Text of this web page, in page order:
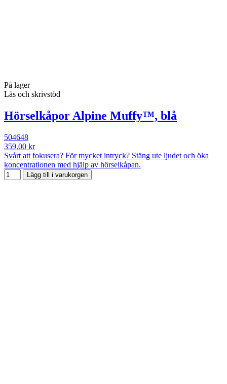
På lager
Läs och skrivstöd
Hörselkåpor Alpine Muffy™, blå
504648
359,00 kr
Svårt att fokusera? För mycket intryck? Stäng ute ljudet och öka
koncentrationen med hjälp av hörselkåpan.
Lägg till i varukorgen